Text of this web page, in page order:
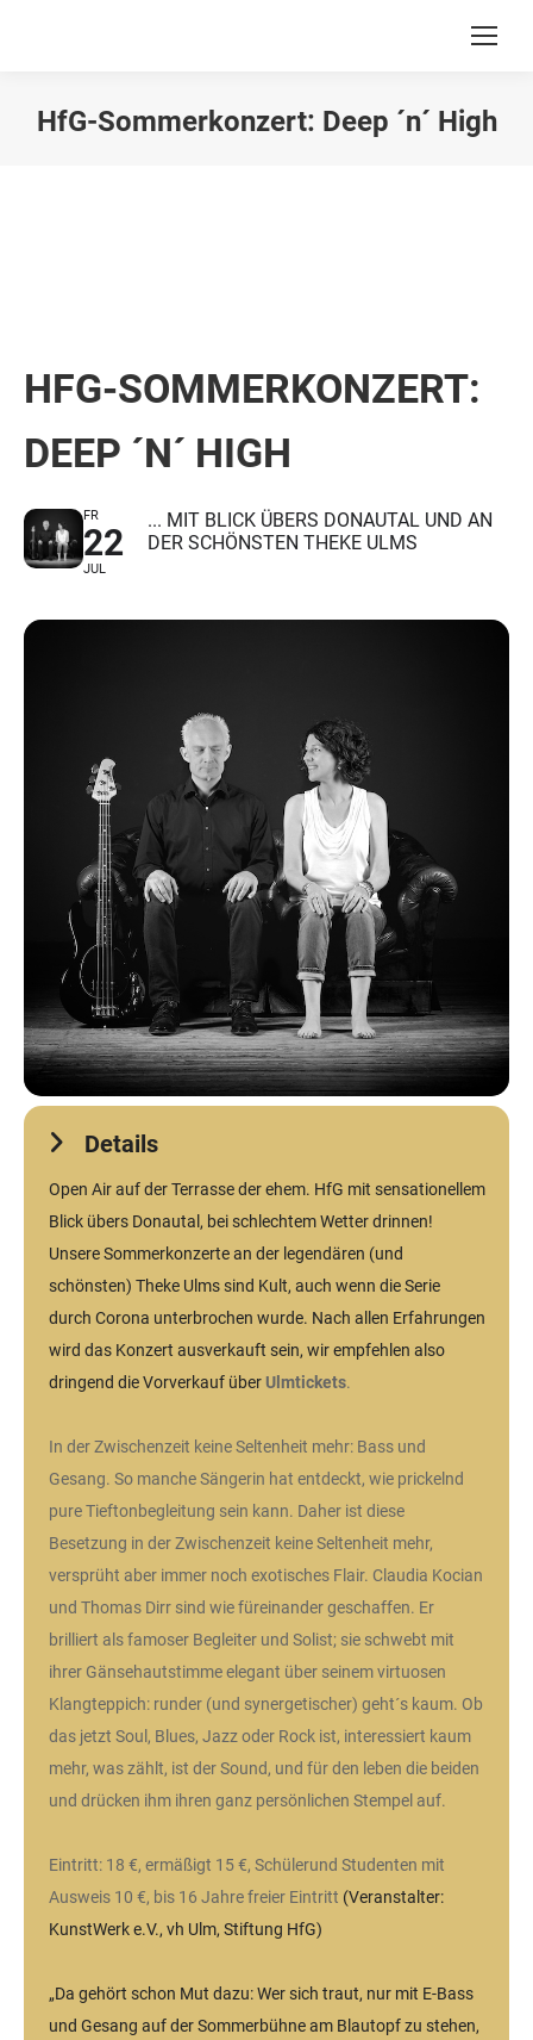
HfG-Sommerkonzert: Deep ´n´ High
HFG-SOMMERKONZERT:
DEEP ´N´ HIGH
FR
22
JUL
... MIT BLICK ÜBERS DONAUTAL UND AN
DER SCHÖNSTEN THEKE ULMS
Details
Open Air auf der Terrasse der ehem. HfG mit sensationellem
Blick übers Donautal, bei schlechtem Wetter drinnen!
Unsere Sommerkonzerte an der legendären (und
schönsten) Theke Ulms sind Kult, auch wenn die Serie
durch Corona unterbrochen wurde. Nach allen Erfahrungen
wird das Konzert ausverkauft sein, wir empfehlen also
dringend die Vorverkauf überUlmtickets.
In der Zwischenzeit keine Seltenheit mehr: Bass und
Gesang. So manche Sängerin hat entdeckt, wie prickelnd
pure Tieftonbegleitung sein kann. Daher ist diese
Besetzung in der Zwischenzeit keine Seltenheit mehr,
versprüht aber immer noch exotisches Flair. Claudia Kocian
und Thomas Dirr sind wie füreinander geschaffen. Er
brilliert als famoser Begleiter und Solist; sie schwebt mit
ihrer Gänsehautstimme elegant über seinem virtuosen
Klangteppich: runder (und synergetischer) geht´s kaum. Ob
das jetzt Soul, Blues, Jazz oder Rock ist, interessiert kaum
mehr, was zählt, ist der Sound, und für den leben die beiden
und drücken ihm ihren ganz persönlichen Stempel auf.
Eintritt: 18 €, ermäßigt 15 €, Schülerund Studenten mit
Ausweis 10 €, bis 16 Jahre freier Eintritt (Veranstalter:
KunstWerk e.V., vh Ulm, Stiftung HfG)
„Da gehört schon Mut dazu: Wer sich traut, nur mit E-Bass
und Gesang auf der Sommerbühne am Blautopf zu stehen,